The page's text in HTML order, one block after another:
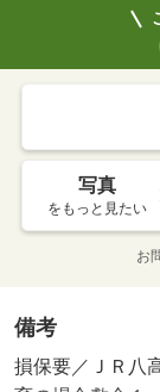
写真
をもっと見たい
お
備考
損保要／ＪＲ八